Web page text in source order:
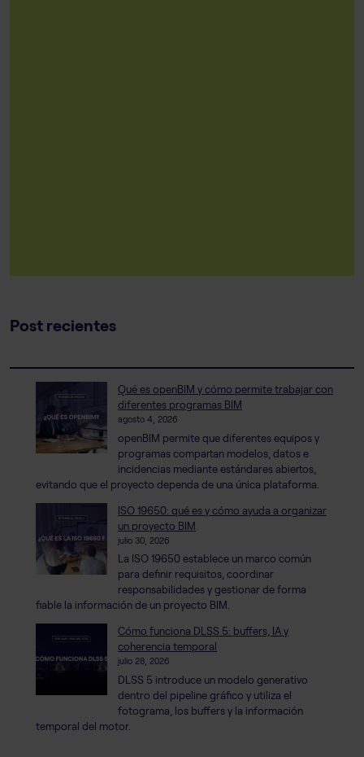
Post recientes
Qué es openBIM y cómo permite trabajar con
diferentes programas BIM
agosto 4, 2026
openBIM permite que diferentes equipos y
programas compartan modelos, datos e
incidencias mediante estándares abiertos,
evitando que el proyecto dependa de una única plataforma.
ISO 19650: qué es y cómo ayuda a organizar
un proyecto BIM
julio 30, 2026
La ISO 19650 establece un marco común
para definir requisitos, coordinar
responsabilidades y gestionar de forma
fiable la información de un proyecto BIM.
Cómo funciona DLSS 5: buffers, IA y
coherencia temporal
julio 28, 2026
DLSS 5 introduce un modelo generativo
dentro del pipeline gráfico y utiliza el
fotograma, los buffers y la información
temporal del motor.